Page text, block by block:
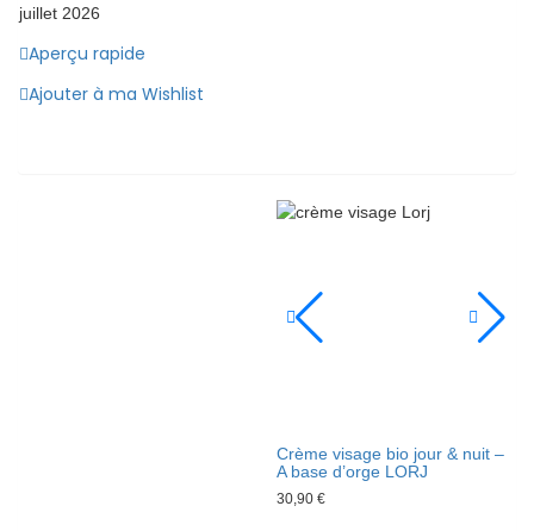
juillet 2026
Aperçu rapide
Ajouter à ma Wishlist
Crème visage bio jour & nuit –
A base d’orge LORJ
30,90€